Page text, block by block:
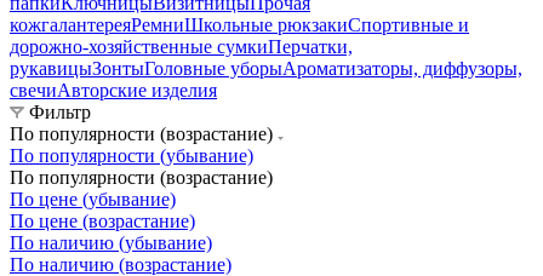
кожгалантереяРемниШкольные рюкзакиСпортивные и
дорожно-хозяйственные сумкиПерчатки,
рукавицыЗонтыГоловные уборыАроматизаторы, диффузоры,
свечиАвторские изделия
Фильтр
По популярности (возрастание)
По популярности (убывание)
По популярности (возрастание)
По цене (убывание)
По цене (возрастание)
По наличию (убывание)
По наличию (возрастание)